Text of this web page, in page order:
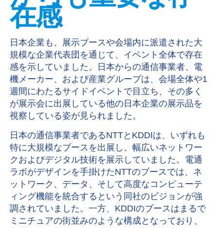
在感
日本企業も、展示ブースや会場内に派遣された大
規模な企業代表団を通じて、イベント全体で存在
感を示していました。日本からの通信事業者、電
機メーカー、および産業グループは、会場全体や1
週間にわたるサイドイベントで目立ち、その多く
が展示会に出展している他の日本企業の展示品を
視察している姿が見られました。
日本の通信事業者であるNTTと KDDIは、いずれも
特に大規模なブースを出展し、幅広いネットワー
クおよびデジタル技術を展示していました。電通
ラボがデザインを手掛けたNTTのブースでは、ネ
ットワーク、データ、そして高度なコンピューテ
ィング機能を統合するという同社のビジョンが強
調されていました。一方、 KDDIのブースはまるで
ミニチュアの街並みのような構成となっており、